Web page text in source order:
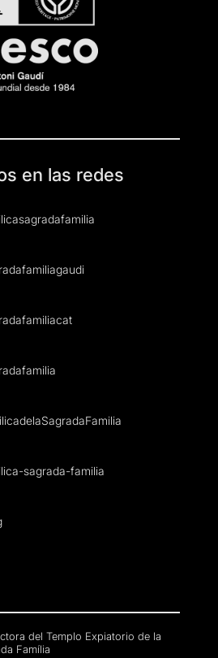
en las redes
sagrada-familia
del Templo Expiatorio de la
Família